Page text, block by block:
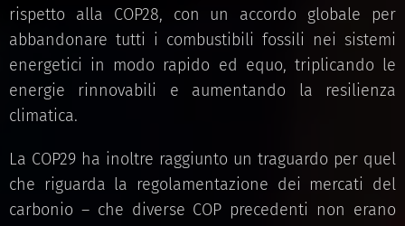
rispetto alla COP28, con un accordo globale per
abbandonare tutti i combustibili fossili nei sistemi
energetici in modo rapido ed equo, triplicando le
energie rinnovabili e aumentando la resilienza
climatica.
La COP29 ha inoltre raggiunto un traguardo per quel
che riguarda la regolamentazione dei mercati del
carbonio – che diverse COP precedenti non erano